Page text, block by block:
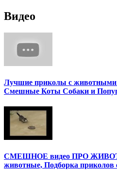
Видео
Лучшие приколы с
Смешные Коты Собаки и
СМЕШНОЕ видео ПРО
животные, Подборка